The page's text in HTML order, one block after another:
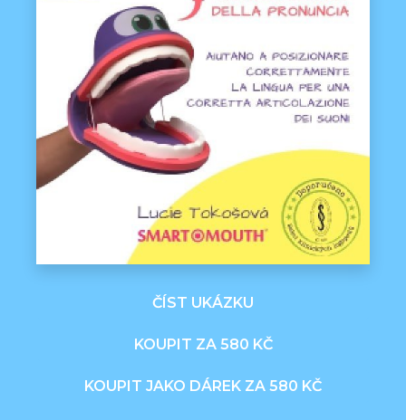
ČÍST UKÁZKU
KOUPIT ZA 580 KČ
KOUPIT JAKO DÁREK ZA 580 KČ